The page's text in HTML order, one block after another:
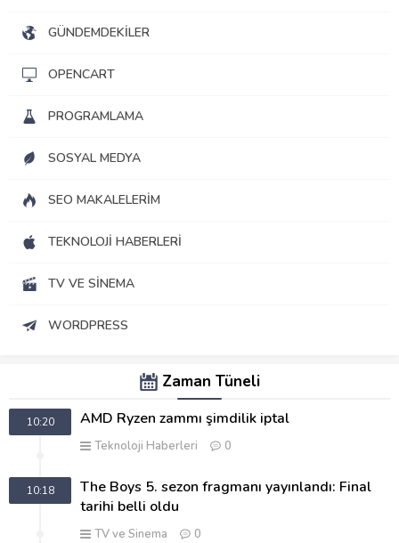
GÜNDEMDEKILER
OPENCART
PROGRAMLAMA
SOSYAL MEDYA
SEO MAKALELERIM
TEKNOLOJI HABERLERI
TV VE SINEMA
WORDPRESS
Zaman Tüneli
10:20 AMD Ryzen zammı şimdilik iptal
Teknoloji Haberleri 0
10:18
The Boys 5. sezon fragmanı yayınlandı: Final
tarihi belli oldu
TV ve Sinema 0